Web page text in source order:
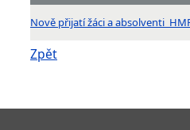
Nově přijatí žáci a
Zpět